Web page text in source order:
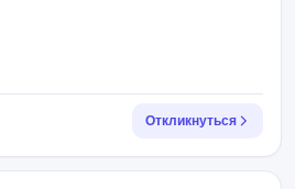
Откликнуться